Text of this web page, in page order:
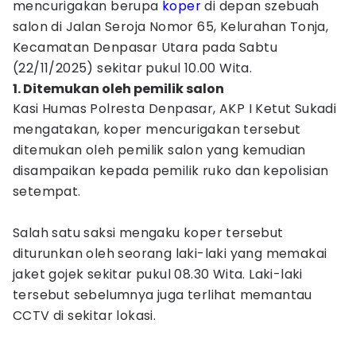
mencurigakan berupa koperdi depan szebuah
salon di Jalan Seroja Nomor 65, Kelurahan Tonja,
Kecamatan Denpasar Utara pada Sabtu
(22/11/2025) sekitar pukul 10.00 Wita.
1. Ditemukan oleh pemilik salon
Kasi Humas Polresta Denpasar, AKP I Ketut Sukadi
mengatakan, koper mencurigakan tersebut
ditemukan oleh pemilik salon yang kemudian
disampaikan kepada pemilik ruko dan kepolisian
setempat.
Salah satu saksi mengaku koper tersebut
diturunkan oleh seorang laki-laki yang memakai
jaket gojek sekitar pukul 08.30 Wita. Laki-laki
tersebut sebelumnya juga terlihat memantau
CCTV di sekitar lokasi.